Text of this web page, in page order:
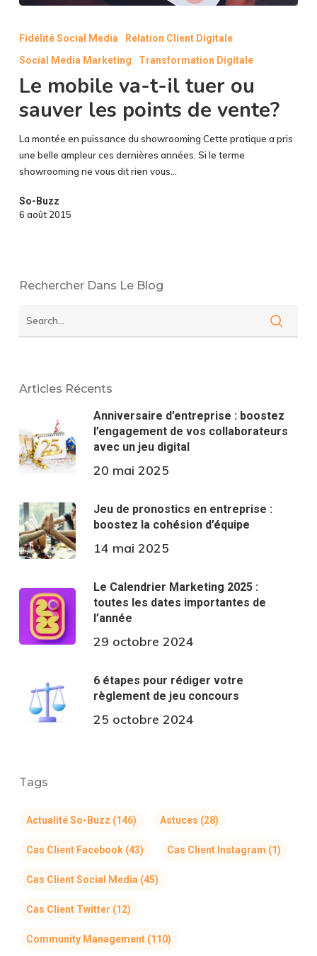
va-
t-
il
tuer
ou
les
points
de
Fidélité Social Media
Relation Client Digitale
Social Media Marketing
Transformation Digitale
Le mobile va-t-il tuer ou
sauver les points de vente?
La montée en puissance du showrooming Cette pratique a pris
une belle ampleur ces dernières années. Si le terme
showrooming ne vous dit rien vous…
So-Buzz
6 août 2015
Rechercher Dans Le Blog
Articles Récents
Anniversaire d’entreprise : boostez
l’engagement de vos collaborateurs
avec un jeu digital
20 mai 2025
Jeu de pronostics en entreprise :
boostez la cohésion d’équipe
14 mai 2025
Le Calendrier Marketing 2025 :
toutes les dates importantes de
l’année
29 octobre 2024
6 étapes pour rédiger votre
règlement de jeu concours
25 octobre 2024
Tags
Actualité So-Buzz (146) Astuces (28)
Cas Client Facebook(43) Cas Client Instagram (1)
Cas Client Social Media (45)
Cas Client Twitter (12)
Community Management(110)